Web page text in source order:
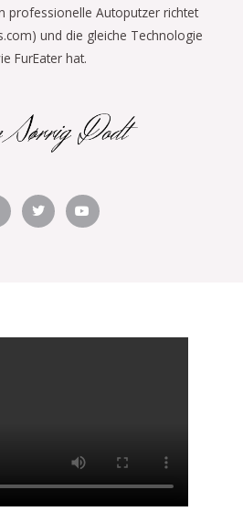
professionelle Autoputzer richtet
und die gleiche Technologie
FurEater hat.
w
i
t
t
o
u
t
u